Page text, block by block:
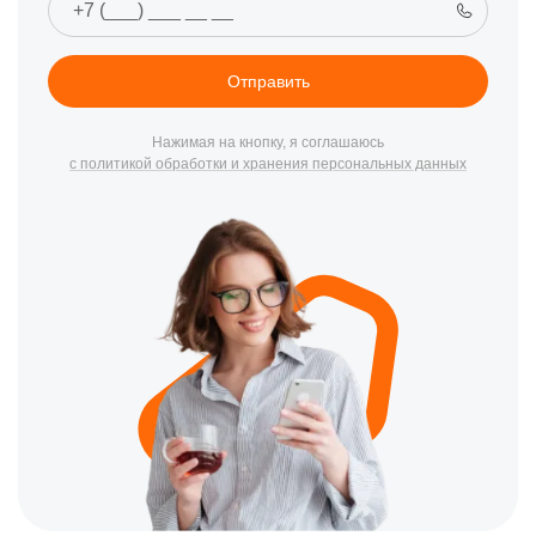
настройку программных оболочек Android TV и Google TV. В
Казани ремонт телевизора Сони часто заказывают при
возникновении системных ошибок (характерное мигание
индикатора, указывающее на код поломки), выходе из строя
светодиодной подсветки в LED-моделях. Наши мастера
успешно проводят ремонт телевизора Sony на дому, если
замены внешних разъемов. Однако сложные манипуляции с
центральными платами (Main Board) или восстановление
драйверов OLED-матриц требуют условий нашей
лаборатории. Специалисты CanDo обслуживают все
актуальные серии — от классических Bravia до флагманских
⭐ Преимущества сервисного центра
Жители Казани выбирают наш центр, когда необходимо
выполнить ремонт телевизора Sony недорого, сохранив при
этом уверенность в долговечности японской электроники и
Отправить
Нажимая на кнопку, я соглашаюсь
с политикой обработки и хранения персональных данных